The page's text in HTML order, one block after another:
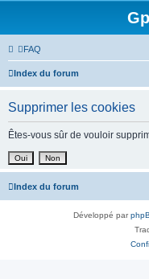
FAQ
Index du forum
Supprimer les cookies
Êtes-vous sûr de vouloir
Index du forum
Développé par